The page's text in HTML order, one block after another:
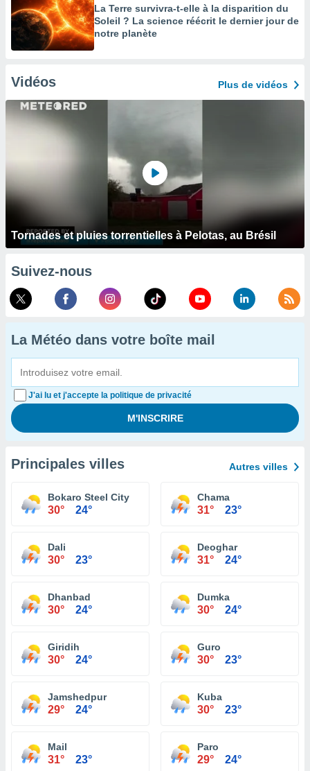
La Terre survivra-t-elle à la disparition du
Soleil ? La science réécrit le dernier jour de
notre planète
Vidéos Plus de vidéos
Tornades et pluies torrentielles à Pelotas, au Brésil
Suivez-nous
La Météo dans votre boîte mail
J'ai lu et j'accepte la politique de privacité
Principales villes Autres villes
Bokaro Steel City
30° 24°
Chama
31° 23°
Dali
30° 23°
Deoghar
31° 24°
Dhanbad
30° 24°
Dumka
30° 24°
Giridih
30° 24°
Guro
30° 23°
Jamshedpur
29° 24°
Kuba
30° 23°
Mail
31° 23°
Paro
29° 24°